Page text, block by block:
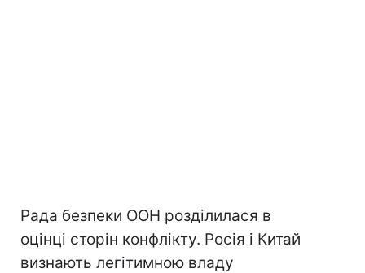
Рада безпеки ООН розділилася в
оцінці сторін конфлікту. Росія і Китай
визнають легітимною владу